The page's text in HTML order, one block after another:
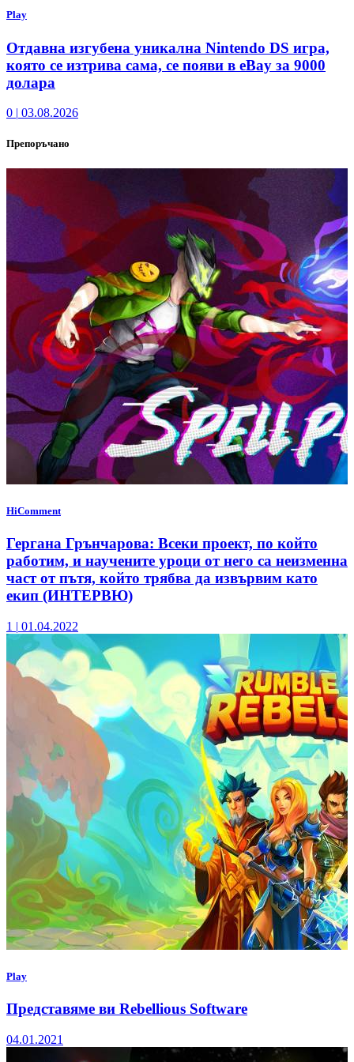
Play
Отдавна изгубена уникална Nintendo DS игра,
която се изтрива сама, се появи в eBay за 9000
долара
0 | 03.08.2026
Препоръчано
HiComment
Гергана Грънчарова: Всеки проект, по който
работим, и научените уроци от него са неизменна
част от пътя, който трябва да извървим като
екип (ИНТЕРВЮ)
1 | 01.04.2022
Play
Представяме ви Rebellious Software
04.01.2021